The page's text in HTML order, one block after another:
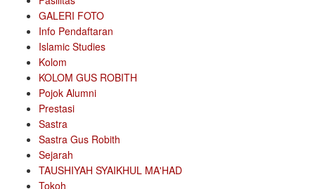
GALERI FOTO
Info Pendaftaran
Islamic Studies
Kolom
KOLOM GUS ROBITH
Pojok Alumni
Prestasi
Sastra
Sastra Gus Robith
Sejarah
TAUSHIYAH SYAIKHUL MA'HAD
Tokoh